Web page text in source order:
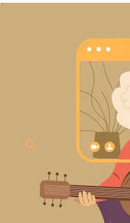
最高のクリエイ
ットフォーム。
店、スタジオを
日本語